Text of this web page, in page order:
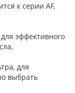
к серии AF,
эффективного
для
выбрать